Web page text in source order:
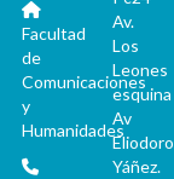
Facultad
de
Comunicaciones
y
Humanidades
Av.
Los
Leones
esquina
Av
Eliodoro
Yáñez.